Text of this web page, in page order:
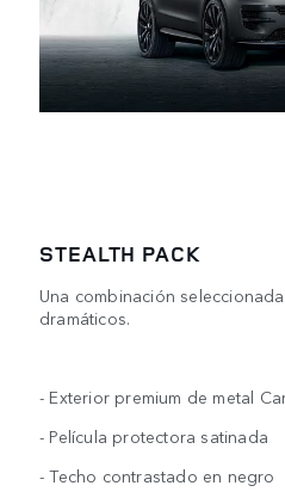
STEALTH PACK
Una combinación
dramáticos.
- Exterior premium de metal
- Película protectora satinada
- Techo contrastado en negro